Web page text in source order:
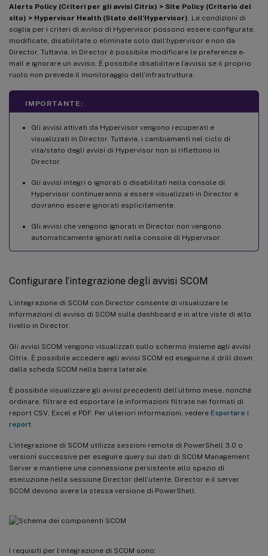
Alerts Policy (Criteri per gli avvisi Citrix) > Site Policy (Criterio del
sito) > Hypervisor Health (Stato dell’Hypervisor). Le condizioni di
soglia per i criteri di avviso di Hypervisor possono essere configurate,
modificate, disabilitate o eliminate solo dall’hypervisor e non da
Director. Tuttavia, in Director è possibile modificare le preferenze e-
mail e ignorare un avviso. È possibile disabilitare l’avviso se il proprio
ruolo non prevede il monitoraggio dell’infrastruttura.
IMPORTANTE:
Gli avvisi attivati da Hypervisor vengono recuperati e
visualizzati in Director. Tuttavia, i cambiamenti nel ciclo di
vita/stato degli avvisi di Hypervisor non si riflettono in
Director.
Gli avvisi integri o ignorati o disabilitati nella console di
Hypervisor continueranno a essere visualizzati in Director e
dovranno essere ignorati esplicitamente.
Gli avvisi che vengono ignorati in Director non vengono
automaticamente ignorati nella console di Hypervisor.
Configurare l’integrazione degli avvisi SCOM
L’integrazione di SCOM con Director consente di visualizzare le
informazioni di avviso di SCOM sulla dashboard e in altre viste di alto
livello in Director.
Gli avvisi SCOM vengono visualizzati sullo schermo insieme agli avvisi
Citrix. È possibile accedere agli avvisi SCOM ed eseguirne il drill down
dalla scheda SCOM nella barra laterale.
È possibile visualizzare gli avvisi precedenti dell’ultimo mese, nonché
ordinare, filtrare ed esportare le informazioni filtrate nei formati di
report CSV, Excel e PDF. Per ulteriori informazioni, vedere Esportare i
report.
L’integrazione di SCOM utilizza sessioni remote di PowerShell 3.0 o
versioni successive per eseguire query sui dati di SCOM Management
Server e mantiene una connessione persistente allo spazio di
esecuzione nella sessione Director dell’utente. Director e il server
SCOM devono avere la stessa versione di PowerShell.
I requisiti per l’integrazione di SCOM sono: